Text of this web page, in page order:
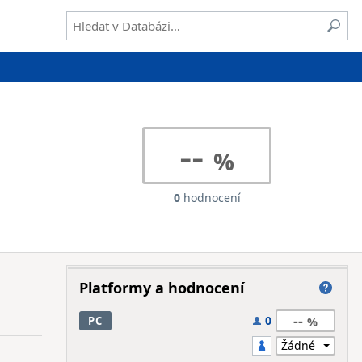
--
0hodnocení
Platformy a hodnocení
PC 0 --